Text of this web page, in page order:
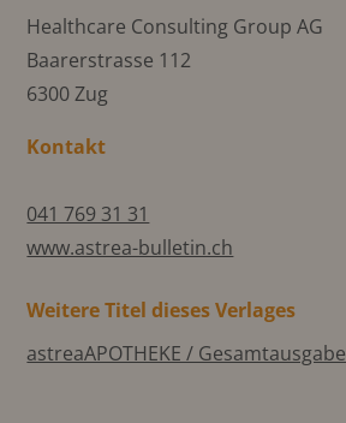
Healthcare Consulting Group AG
Baarerstrasse 112
6300 Zug
Kontakt
041 769 31 31
www.astrea-bulletin.ch
Weitere Titel dieses Verlages
astreaAPOTHEKE / Gesamtausgabe